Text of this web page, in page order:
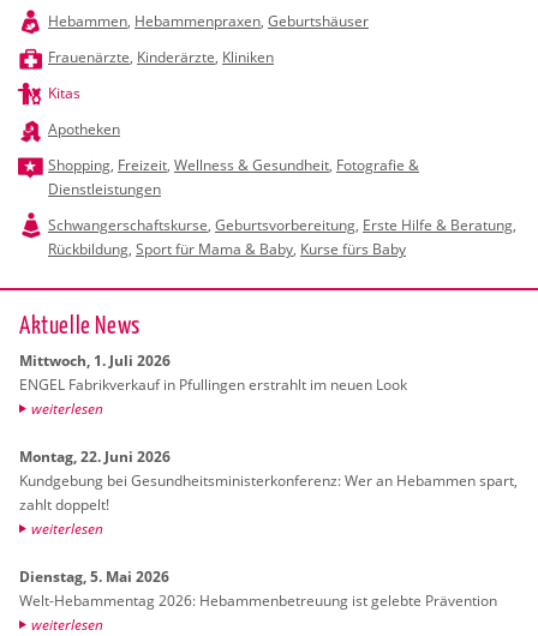
Hebammen, Hebammenpraxen, Geburtshäuser
Frauenärzte, Kinderärzte, Kliniken
Kitas
Apotheken
Shopping, Freizeit, Wellness & Gesundheit, Fotografie &
Dienstleistungen
Schwangerschaftskurse, Geburtsvorbereitung, Erste Hilfe & Beratung,
Rückbildung, Sport für Mama & Baby, Kurse fürs Baby
Ak­tu­el­le News
Mitt­woch, 1. Juli 2026
ENGEL Fa­brik­ver­kauf in Pful­lin­gen er­strahlt im neuen Look
wei­ter­le­sen
Mon­tag, 22. Juni 2026
Kund­ge­bung bei Ge­sund­heits­mi­nis­ter­kon­fe­renz: Wer an Heb­am­men spart,
zahlt dop­pelt!
wei­ter­le­sen
Diens­tag, 5. Mai 2026
Welt-Heb­am­men­tag 2026: Heb­am­men­be­treu­ung ist ge­leb­te Prä­ven­ti­on
wei­ter­le­sen